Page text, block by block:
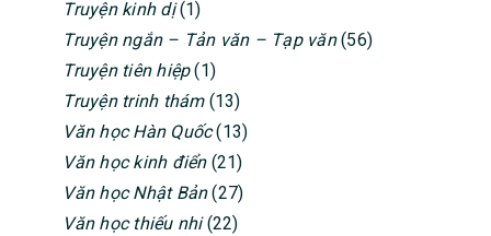
Truyện kinh dị(1)
Truyện ngắn – Tản văn – Tạp văn(56)
Truyện tiên hiệp(1)
Truyện trinh thám(13)
Văn học Hàn Quốc(13)
Văn học kinh điển(21)
Văn học Nhật Bản(27)
Văn học thiếu nhi(22)